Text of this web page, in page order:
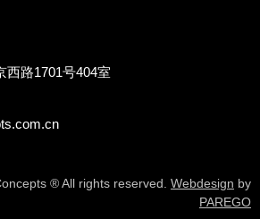
西路1701号404室
® All rights reserved. Webdesign by
PAREGO